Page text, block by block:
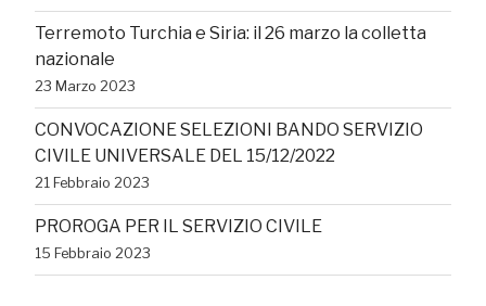
Terremoto Turchia e Siria: il 26 marzo la colletta
nazionale
23 Marzo 2023
CONVOCAZIONE SELEZIONI BANDO SERVIZIO
CIVILE UNIVERSALE DEL 15/12/2022
21 Febbraio 2023
PROROGA PER IL SERVIZIO CIVILE
15 Febbraio 2023